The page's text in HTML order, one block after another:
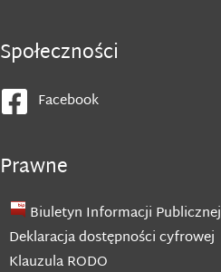
Społeczności
Facebook
Prawne
Biuletyn Informacji Publicznej
Deklaracja dostępności cyfrowej
Klauzula RODO